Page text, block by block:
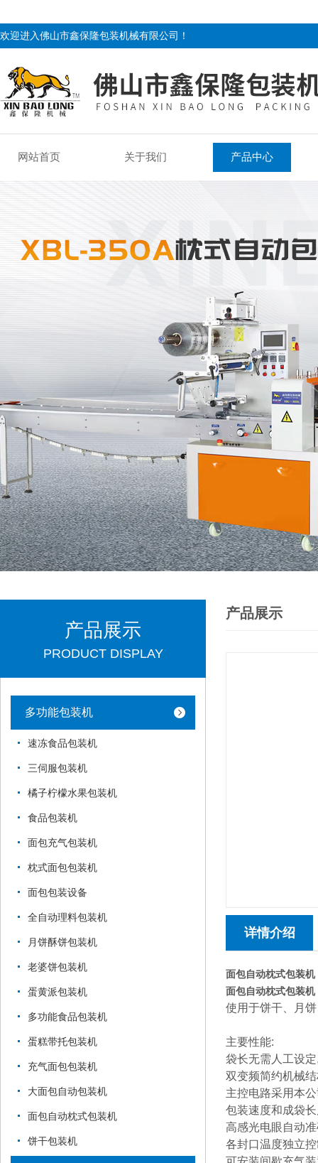
欢迎进入佛山市鑫保隆包装机械有限公司！
网站首页 关于我们 产品中心
产品展示
PRODUCT DISPLAY
多功能包装机
速冻食品包装机
三伺服包装机
橘子柠檬水果包装机
食品包装机
面包充气包装机
枕式面包包装机
面包包装设备
全自动理料包装机
月饼酥饼包装机
老婆饼包装机
蛋黄派包装机
多功能食品包装机
蛋糕带托包装机
充气面包包装机
大面包自动包装机
面包自动枕式包装机
饼干包装机
产品展示
详情介绍
面包自动枕式包装机
面包自动枕式包装机
使用于饼干、月
主要性能:
袋长无需人工设定
双变频简约机械
主控电路采用本
包装速度和成袋
高感光电眼自动
各封口温度独立